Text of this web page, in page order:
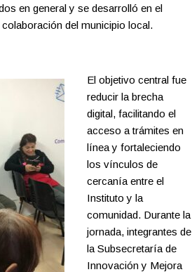
en general y se desarrolló en el
del municipio local.
El objetivo central fue
reducir la brecha
digital, facilitando el
acceso a trámites en
línea y fortaleciendo
los vínculos de
cercanía entre el
Instituto y la
comunidad. Durante la
jornada, integrantes de
la Subsecretaría de
Innovación y Mejora